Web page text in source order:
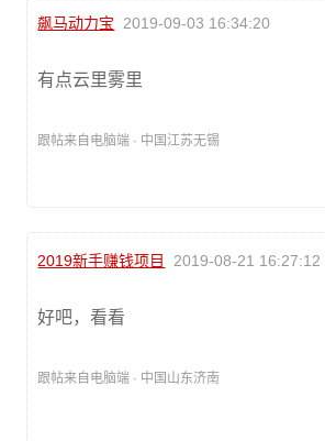
飙马动力宝 2019-09-03 16:34:20
有点云里雾里
跟帖来自电脑端 · 中国江苏无锡
2019新手赚钱项目 2019-08-21 16:27:12
好吧，看看
跟帖来自电脑端 · 中国山东济南